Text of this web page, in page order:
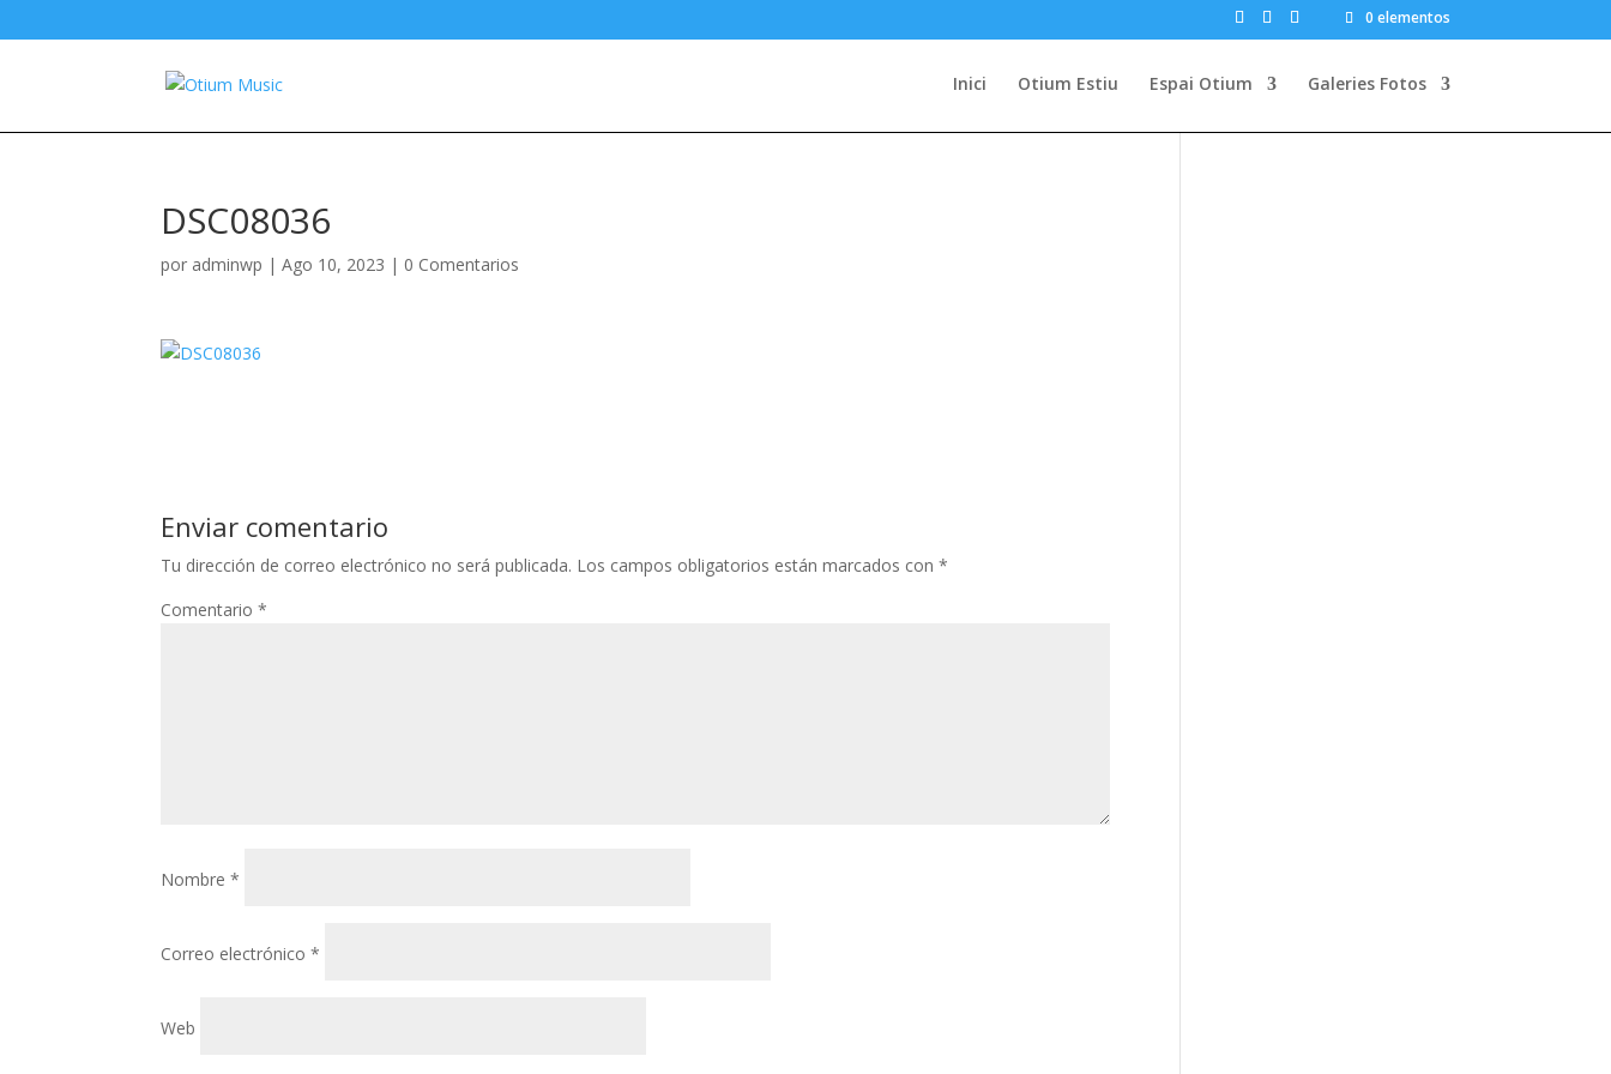
0 elementos
Inici Otium Estiu Espai Otium Galeries Fotos
DSC08036
por adminwp |Ago 10, 2023 | 0 Comentarios
Enviar comentario
Tu dirección de correo electrónico no será publicada. Los campos obligatorios están marcados con*
Comentario*
Nombre*
Correo electrónico*
Web